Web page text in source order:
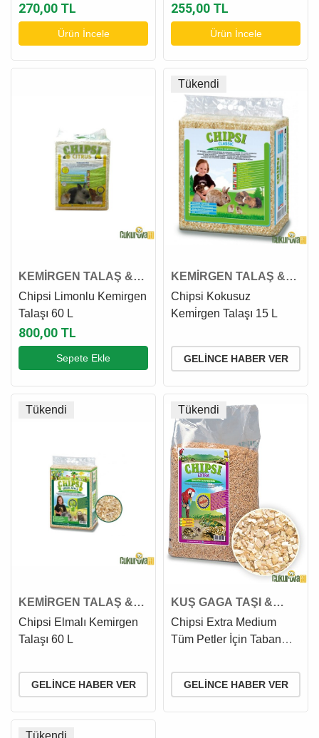
270,00 TL
Ürün İncele
255,00 TL
Ürün İncele
KEMİRGEN TALAŞ &
OTU
Chipsi Limonlu Kemirgen
Talaşı 60 L
800,00 TL
Sepete Ekle
Tükendi
KEMİRGEN TALAŞ &
OTU
Chipsi Kokusuz
Kemi̇rgen Talaşı 15 L
GELINCE HABER VER
Tükendi
KEMİRGEN TALAŞ &
OTU
Chipsi Elmalı Kemirgen
Talaşı 60 L
GELINCE HABER VER
Tükendi
KUŞ GAGA TAŞI &
KUMU
Chipsi Extra Medium
Tüm Petler İçin Taban
GELINCE HABER VER
Tükendi